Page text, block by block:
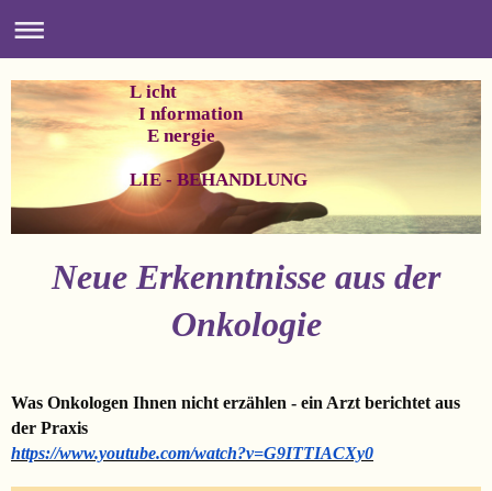
L icht
I nformation
E nergie
LIE - BEHANDLUNG
Neue Erkenntnisse aus der
Onkologie
Was Onkologen Ihnen nicht erzählen - ein Arzt berichtet aus
der Praxis
https://www.youtube.com/watch?v=G9ITTIACXy0